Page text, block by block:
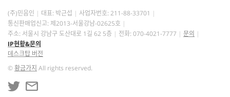
(주)민음인 대표: 박근섭 사업자번호: 211-88-33701
통신판매업신고: 제2013-서울강남-02625호
주소: 서울시 강남구 도산대로 1길 62 5층
전화: 070-4021-7777
문의
IP현황&문의
데스크탑 버전
©황금가지 All rights reserved.